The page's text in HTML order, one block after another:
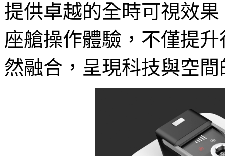
提供卓越的全時可視效
座艙操作體驗，不僅提
然融合，呈現科技與空